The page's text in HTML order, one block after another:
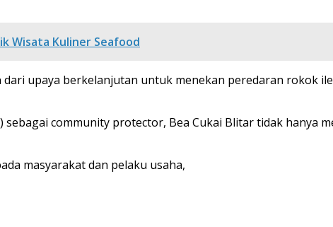
Wisata Kuliner Seafood
upaya berkelanjutan untuk menekan peredaran rokok
sebagai community protector, Bea Cukai Blitar tidak hanya
masyarakat dan pelaku usaha,